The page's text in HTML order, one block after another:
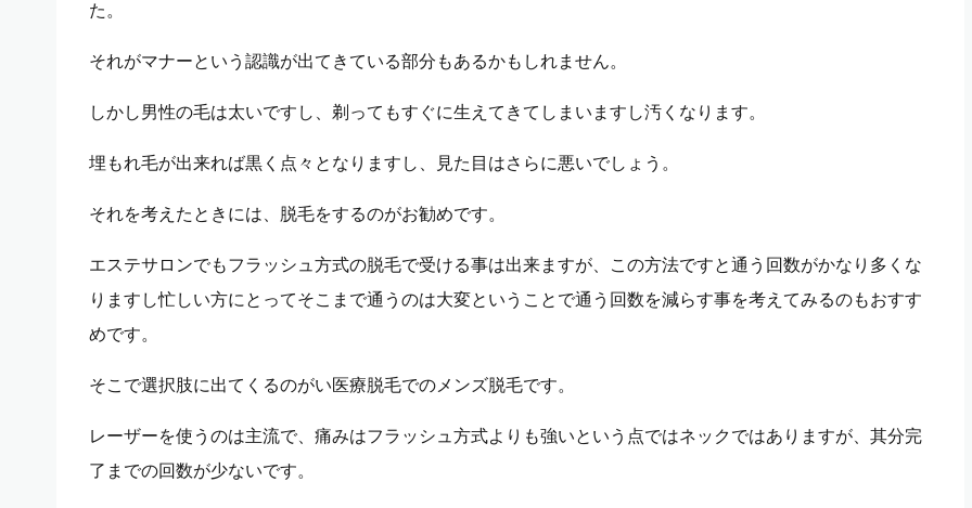
た。
それがマナーという認識が出てきている部分もあるかもしれません。
しかし男性の毛は太いですし、剃ってもすぐに生えてきてしまいますし汚くなります。
埋もれ毛が出来れば黒く点々となりますし、見た目はさらに悪いでしょう。
それを考えたときには、脱毛をするのがお勧めです。
エステサロンでもフラッシュ方式の脱毛で受ける事は出来ますが、この方法ですと通う回数がかなり多くな
りますし忙しい方にとってそこまで通うのは大変ということで通う回数を減らす事を考えてみるのもおすす
めです。
そこで選択肢に出てくるのがい医療脱毛でのメンズ脱毛です。
レーザーを使うのは主流で、痛みはフラッシュ方式よりも強いという点ではネックではありますが、其分完
了までの回数が少ないです。